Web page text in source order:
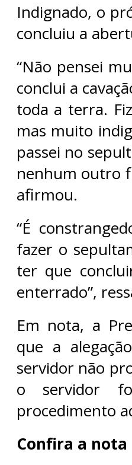
Indignado, o
concluiu a
“Não pensei
conclui a
toda a terra.
mas muito
passei no
nenhum outro
afirmou.
“É
fazer o
ter que
enterrado”,
Em nota, a
que a
servidor não
o servidor
procedimento
Confira a